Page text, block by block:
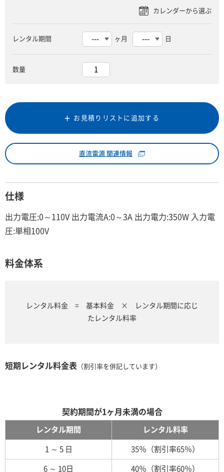
レンタル期間 ヶ月 日
数量
お見積りリストに追加する
直流電源 関連情報
仕様
出力電圧:0～110V 出力電流A:0～3A 出力電力:350W 入力電
圧:単相100V
料金体系
レンタル料金 = 基本料金 × レンタル期間に応じ
たレンタル料率
短期レンタル料金表 （割引率を併記しています）
契約期間が1ヶ月未満の場合
レンタル期間 レンタル料率
1 ～ 5 日 35％（割引率65％）
6 ～ 10日 40％（割引率60％）